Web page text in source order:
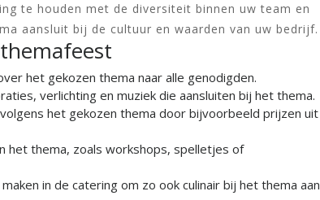
te houden met de diversiteit binnen uw team en
aansluit bij de cultuur en waarden van uw bedrijf.
het gekozen thema naar alle genodigden.
verlichting en muziek die aansluiten bij het thema.
het gekozen thema door bijvoorbeeld prijzen uit
het thema, zoals workshops, spelletjes of
in de catering om zo ook culinair bij het thema aan